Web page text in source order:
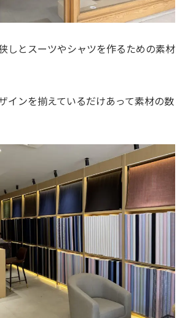
しとスーツやシャツを作るための素材
インを揃えているだけあって素材の数